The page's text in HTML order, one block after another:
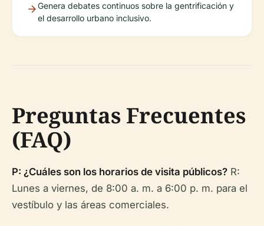
Genera debates continuos sobre la gentrificación y
el desarrollo urbano inclusivo.
Preguntas Frecuentes
(FAQ)
P: ¿Cuáles son los horarios de visita públicos? R:
Lunes a viernes, de 8:00 a. m. a 6:00 p. m. para el
vestíbulo y las áreas comerciales.